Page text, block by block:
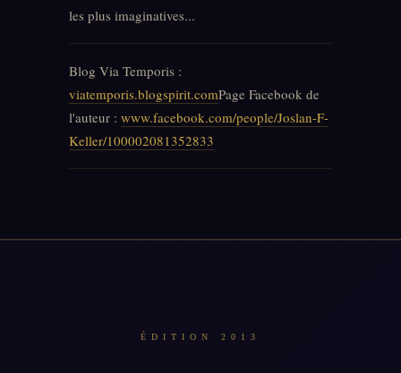
les plus imaginatives...
Blog Via Temporis :
viatemporis.blogspirit.comPage Facebook de
l'auteur : www.facebook.com/people/Joslan-F-
Keller/100002081352833
ÉDITION 2013